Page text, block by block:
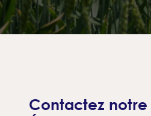
Contactez notre